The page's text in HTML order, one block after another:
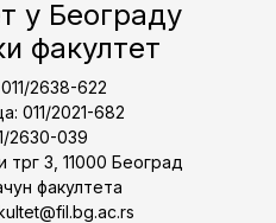
у Београду
факултет
2638-622
011/2021-682
2630-039
3, 11000 Београд
факултета